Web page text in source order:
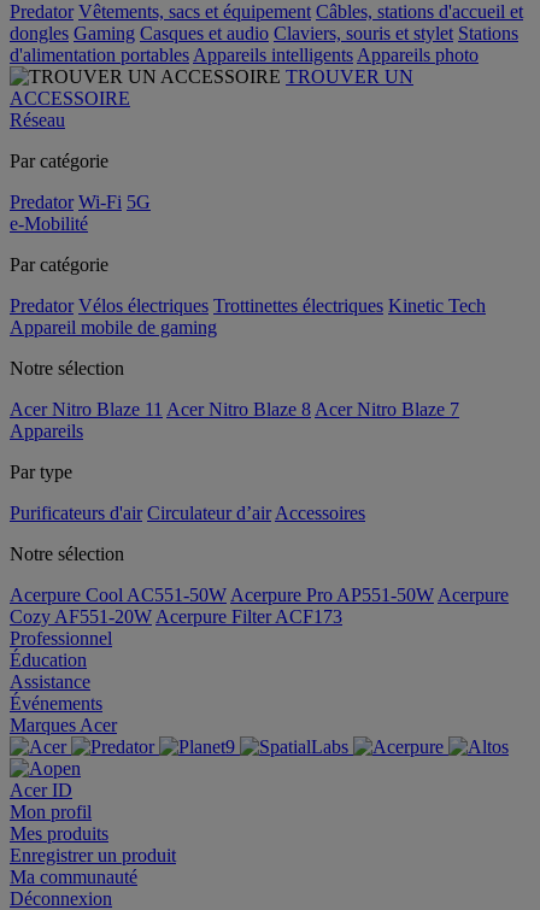
Predator Vêtements, sacs et équipement Câbles, stations d'accueil et
dongles Gaming Casques et audio Claviers, souris et stylet Stations
d'alimentation portables Appareils intelligents Appareils photo
TROUVER UN
ACCESSOIRE
Réseau
Par catégorie
Predator Wi-Fi 5G
e-Mobilité
Par catégorie
Predator Vélos électriques Trottinettes électriques Kinetic Tech
Appareil mobile de gaming
Notre sélection
Acer Nitro Blaze 11 Acer Nitro Blaze 8 Acer Nitro Blaze 7
Appareils
Par type
Purificateurs d'air Circulateur d’air Accessoires
Notre sélection
Acerpure Cool AC551-50W Acerpure Pro AP551-50W Acerpure
Cozy AF551-20W Acerpure Filter ACF173
Professionnel
Éducation
Assistance
Événements
Marques Acer
Acer ID
Mon profil
Mes produits
Enregistrer un produit
Ma communauté
Déconnexion